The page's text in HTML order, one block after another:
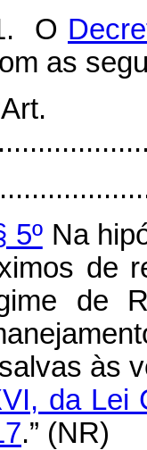
O
as
5ºNa
de
de
às
da Lei
.” (NR)